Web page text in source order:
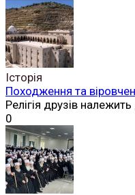
Історія
Походження та
Релігія друзів
0